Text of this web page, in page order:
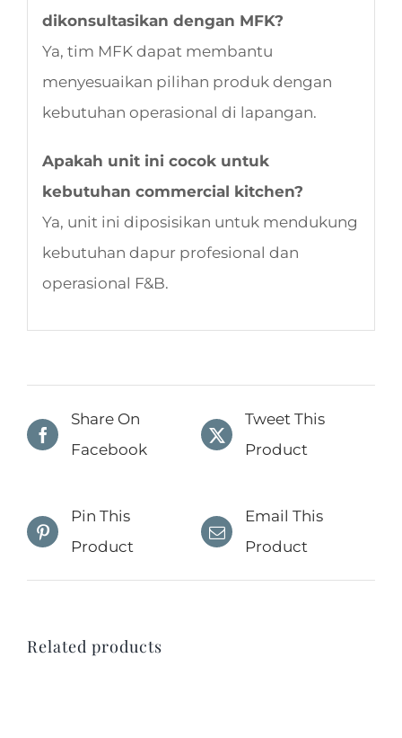
dikonsultasikan dengan MFK?
Ya, tim MFK dapat membantu
menyesuaikan pilihan produk dengan
kebutuhan operasional di lapangan.
Apakah unit ini cocok untuk
kebutuhan commercial kitchen?
Ya, unit ini diposisikan untuk mendukung
kebutuhan dapur profesional dan
operasional F&B.
Share On
Facebook
Tweet This
Product
Pin This
Product
Email This
Product
Related products